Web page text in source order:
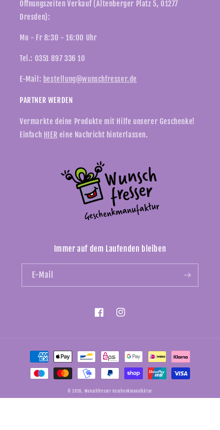
Öffnungszeiten Verkauf (Altenberger Platz 5, 01277
Dresden):
Mo - Fr 8:30 - 16:00 Uhr
Tel.: 0351 897 336 10
E-Mail: bestellung@wunschfresser.de
PARTNER WERDEN
Vermarkte deine Produkte mit Hilfe unserer Geschenke!
Einfach HIER eine Nachricht hinterlassen.
Immer auf dem Laufenden bleiben
E-Mail
FacebookInstagram
Zahlungsmethoden
© 2026, Wunschfresser Geschenkmanufaktur